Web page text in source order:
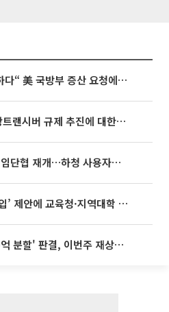
[특징주] “탄약 부족하다“ 美 국방부 증산 요청에⋯국내 방산주 급등세
[특징주] 美 중국산 광트랜시버 규제 추진에 대한광통신 등 광통신株 강세
현대차·기아, 이번 주 임단협 재개…하청 사용자성 재심도 ‘변수’
교육청·지역대학 서·논술형 입시 연계 '착수'
최태원·노소영 '9440억 분할' 판결, 이번주 재상고 여부 주목